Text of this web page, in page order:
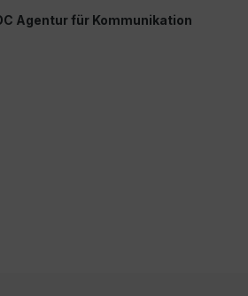
Agentur für Kommunikation